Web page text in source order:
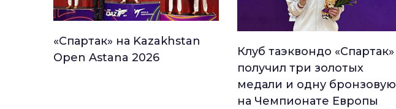
«Спартак» на Kazakhstan
Open Astana 2026
Клуб таэквондо «Спартак»
получил три золотых
медали и одну бронзовую
на Чемпионате Европы